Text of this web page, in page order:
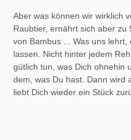
Aber was können wir wirklich
Raubtier, ernährt sich aber zu
von Bambus ... Was uns
lassen. Nicht hinter jedem
gütlich tun, was Dich ohnehin
dem, was Du hast. Dann wird
liebt Dich wieder ein Stück